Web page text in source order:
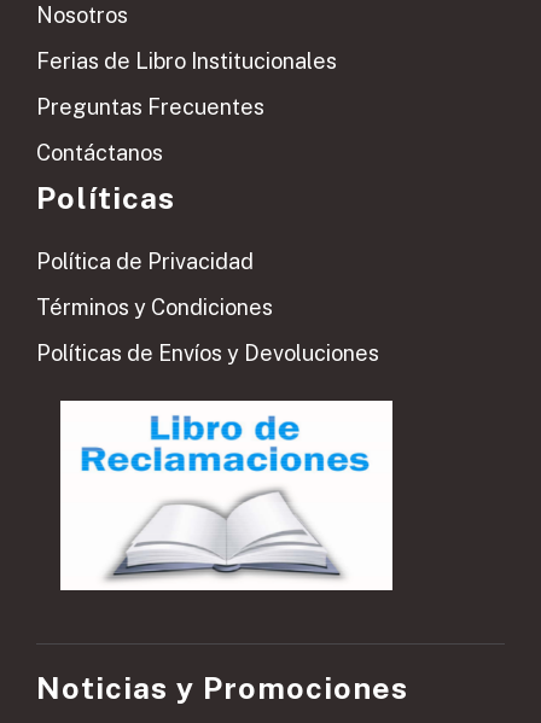
Nosotros
Ferias de Libro Institucionales
Preguntas Frecuentes
Contáctanos
Políticas
Política de Privacidad
Términos y Condiciones
Políticas de Envíos y Devoluciones
Noticias y Promociones